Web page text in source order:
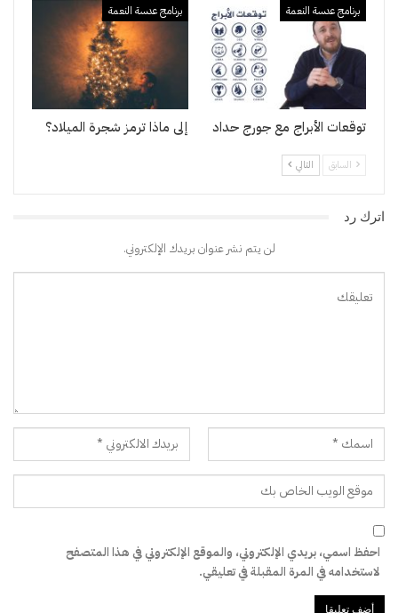
برنامج عدسة النعمة
توقعات الأبراج مع جورج حداد
برنامج عدسة النعمة
إلى ماذا ترمز شجرة الميلاد؟
السابق التالي
اترك رد
لن يتم نشر عنوان بريدك الإلكتروني.
احفظ اسمي، بريدي الإلكتروني، والموقع الإلكتروني في هذا المتصفح
لاستخدامه في المرة المقبلة في تعليقي.